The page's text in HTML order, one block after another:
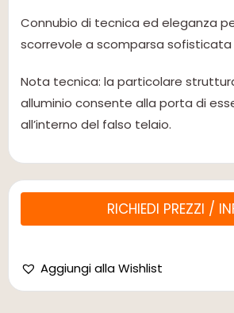
Connubio di tecnica ed eleganza
scorrevole a scomparsa sofisticata
Nota tecnica: la particolare
alluminio consente alla porta di
all’interno del falso telaio.
RICHIEDI PREZZI /
Aggiungi alla Wishlist